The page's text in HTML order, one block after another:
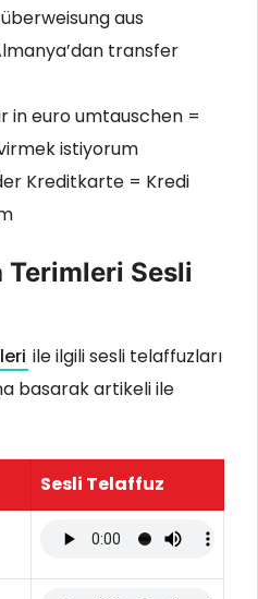
aus
transfer
in euro umtauschen =
istiyorum
Kreditkarte = Kredi
Terimleri Sesli
ile ilgili sesli telaffuzları
basarak artikeli ile
Sesli Telaffuz